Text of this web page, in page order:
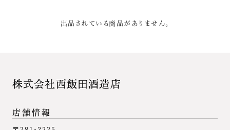
出品されている商品がありません。
株式会社西飯田酒造店
店舗情報